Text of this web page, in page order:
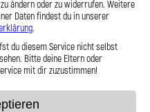
auf höchstem Niveau vereint.
vs. Gummi“
ändern oder zu widerrufen. Weitere
Daten findest du in unserer
.
du diesem Service nicht selbst
Bitte deine Eltern oder
mit dir zuzustimmen!